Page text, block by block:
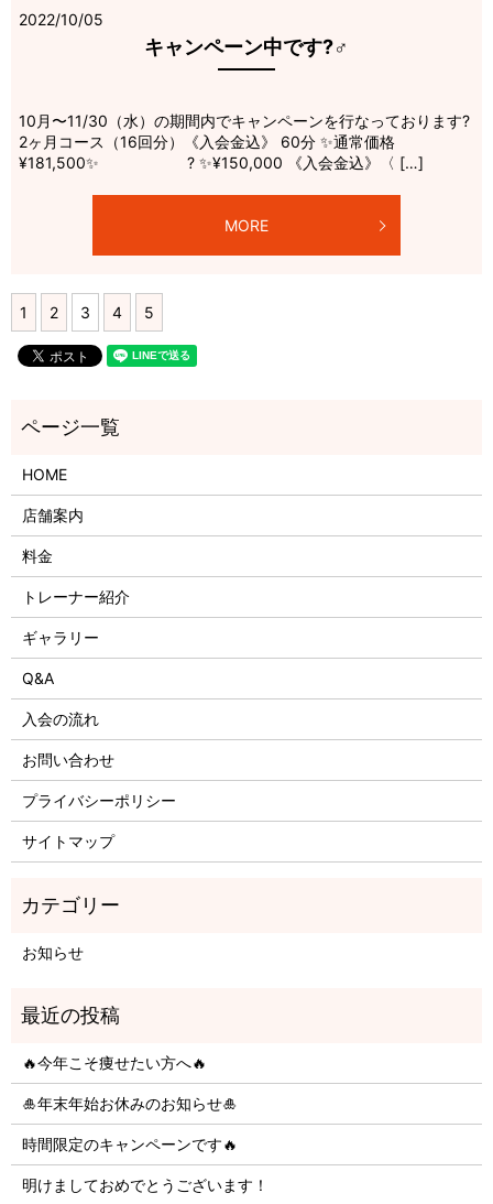
2022/10/05
キャンペーン中です?‍♂️
10月〜11/30（水）の期間内でキャンペーンを行なっております?
2ヶ月コース（16回分）《入会金込》 60分 ✨通常価格
¥181,500✨ ? ✨¥150,000 《入会金込》〈 […]
MORE
1 2 3 4 5
HOME
店舗案内
料金
トレーナー紹介
ギャラリー
Q&A
入会の流れ
お問い合わせ
プライバシーポリシー
サイトマップ
お知らせ
🔥今年こそ痩せたい方へ🔥
🎍年末年始お休みのお知らせ🎍
時間限定のキャンペーンです🔥
明けましておめでとうございます！